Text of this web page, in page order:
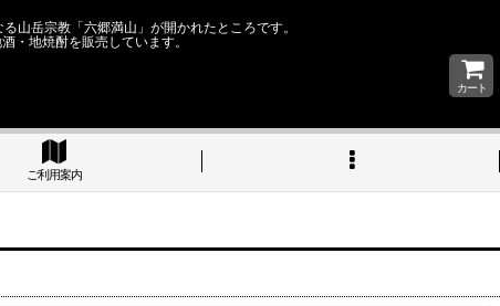
山岳宗教「六郷満山」が開かれたところです。
・地焼酎を販売しています。
カート
ご利用案内